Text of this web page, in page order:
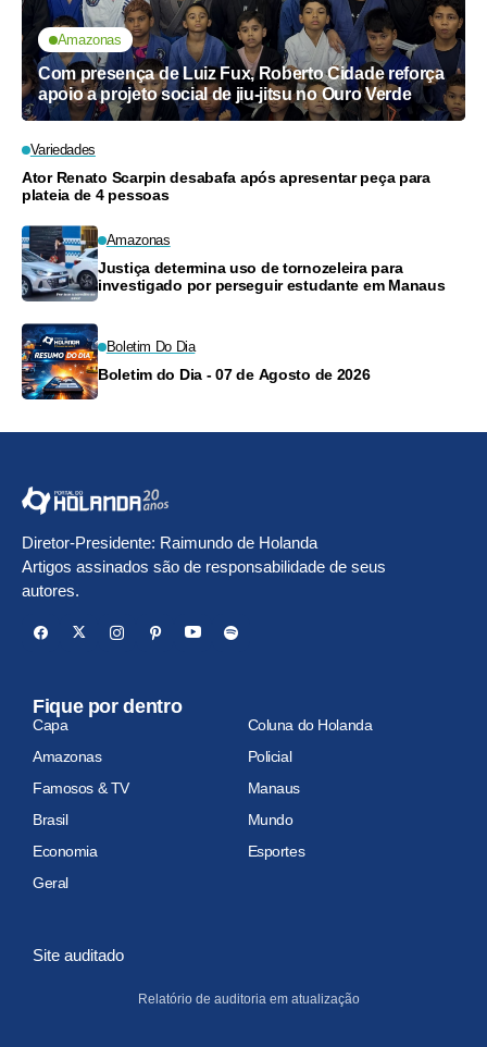
Amazonas
Com presença de Luiz Fux, Roberto Cidade reforça
apoio a projeto social de jiu-jitsu no Ouro Verde
Variedades
Ator Renato Scarpin desabafa após apresentar peça para
plateia de 4 pessoas
Amazonas
Justiça determina uso de tornozeleira para
investigado por perseguir estudante em Manaus
Boletim Do Dia
Boletim do Dia - 07 de Agosto de 2026
Diretor-Presidente: Raimundo de Holanda
Artigos assinados são de responsabilidade de seus
autores.
Fique por dentro
Capa
Coluna do Holanda
Amazonas
Policial
Famosos & TV
Manaus
Brasil
Mundo
Economia
Esportes
Geral
Site auditado
Relatório de auditoria em atualização